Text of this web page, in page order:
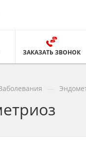
ЗАКАЗАТЬ ЗВОНОК